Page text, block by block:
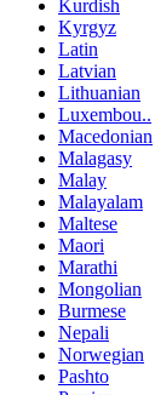
Kurdish
Kyrgyz
Latin
Latvian
Lithuanian
Luxembou..
Macedonian
Malagasy
Malay
Malayalam
Maltese
Maori
Marathi
Mongolian
Burmese
Nepali
Norwegian
Pashto